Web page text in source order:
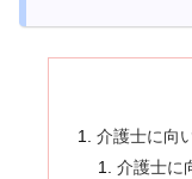
介護士に向
介護士に